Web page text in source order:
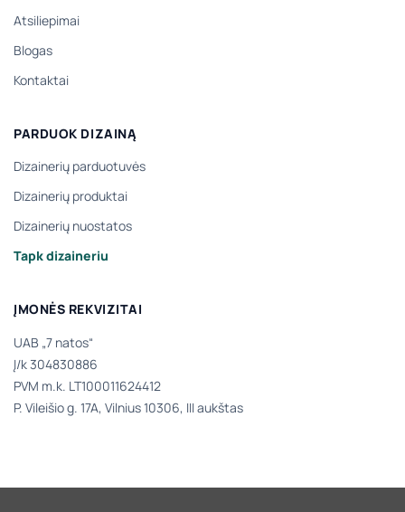
Atsiliepimai
Blogas
Kontaktai
PARDUOK DIZAINĄ
Dizainerių parduotuvės
Dizainerių produktai
Dizainerių nuostatos
Tapk dizaineriu
ĮMONĖS REKVIZITAI
UAB „7 natos“
Į/k 304830886
PVM m.k. LT100011624412
P. Vileišio g. 17A, Vilnius 10306, III aukštas